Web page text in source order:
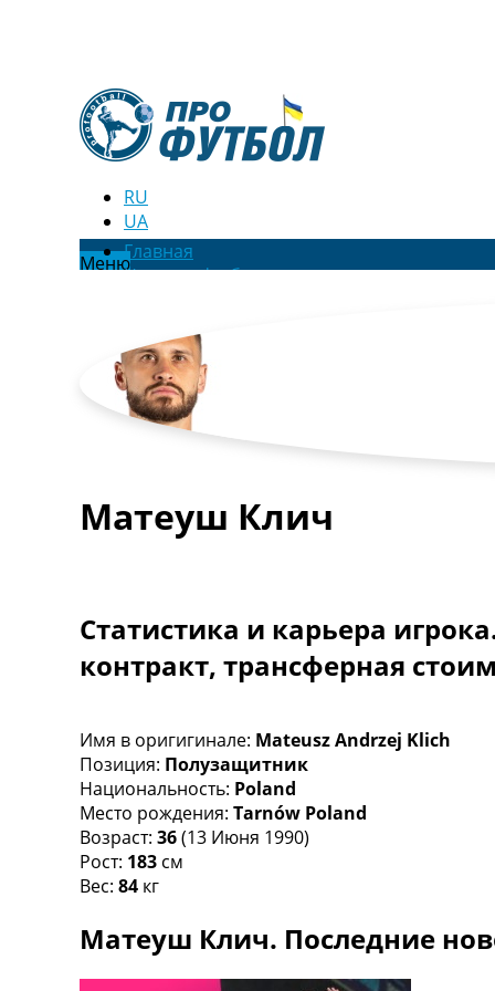
RU
UA
МенюГлавная
Новости футбола
Новости футбола Украины
Последние комментарии
Конкурс прогнозов
Логин
Рейтинги
Турниры
Чемпионат Мира
Англия. Премьер Лига
Испания. Ла Лига
Другие Турниры >>>
Таблицы групп Чемпионата Мира
Украина. Премьер-Лига
Украина. Первая Лига
Лига Чемпионов. Таблицы групп
Англия. Премьер-Лига
Испания. Ла Лига
Рейтинг стран УЕФА
Рейтинг клубов УЕФА
Рейтинг ФИФА
Матеуш Клич
Статистика и карьера
контракт, трансферная
Имя в оригигинале: Mateusz Andrzej Klich
Позиция: Полузащитник
Национальность: Poland
Место рождения: Tarnów Poland
Возраст: 36(13 Июня 1990)
Рост: 183 см
Вес: 84 кг
Матеуш Клич. Последние